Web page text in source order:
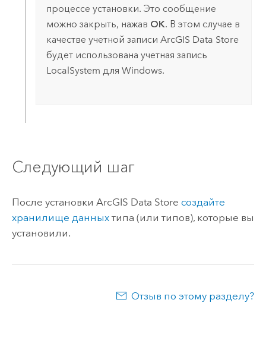
процессе установки. Это сообщение
можно закрыть, нажав ОК. В этом случае в
качестве учетной записи ArcGIS Data Store
будет использована учетная запись
LocalSystem для Windows.
Следующий шаг
После установки ArcGIS Data Store создайте
хранилище данныхтипа (или типов), которые вы
установили.
Отзыв по этому разделу?